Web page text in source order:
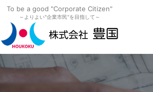
To be a good "Corporate Citizen"
～よりよい"企業市民"を目指して～